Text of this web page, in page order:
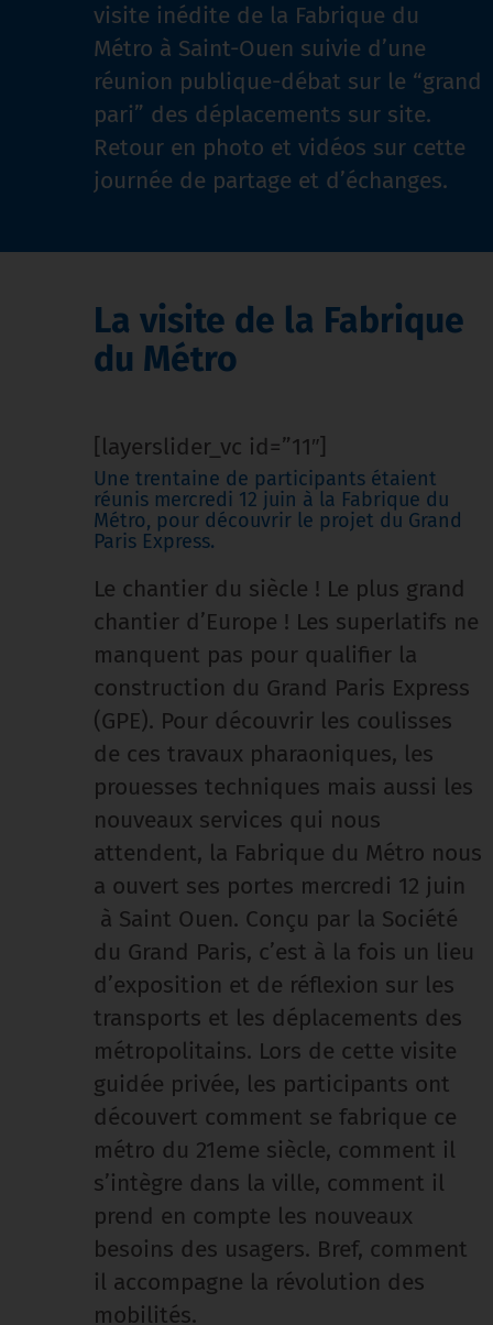
visite inédite de la Fabrique du
Métro à Saint-Ouen suivie d’une
réunion publique-débat sur le “grand
pari” des déplacements sur site.
Retour en photo et vidéos sur cette
journée de partage et d’échanges.
La visite de la Fabrique
du Métro
[layerslider_vc id=”11″]
Une trentaine de participants étaient
réunis mercredi 12 juin à la Fabrique du
Métro, pour découvrir le projet du Grand
Paris Express.
Le chantier du siècle ! Le plus grand
chantier d’Europe ! Les superlatifs ne
manquent pas pour qualifier la
construction du Grand Paris Express
(GPE). Pour découvrir les coulisses
de ces travaux pharaoniques, les
prouesses techniques mais aussi les
nouveaux services qui nous
attendent, la Fabrique du Métro nous
a ouvert ses portes mercredi 12 juin
à Saint Ouen. Conçu par la Société
du Grand Paris, c’est à la fois un lieu
d’exposition et de réflexion sur les
transports et les déplacements des
métropolitains. Lors de cette visite
guidée privée, les participants ont
découvert comment se fabrique ce
métro du 21eme siècle, comment il
s’intègre dans la ville, comment il
prend en compte les nouveaux
besoins des usagers. Bref, comment
il accompagne la révolution des
mobilités.